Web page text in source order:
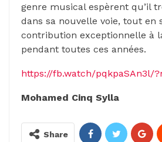
genre musical espèrent qu’il
dans sa nouvelle voie, tout en
contribution exceptionnelle à
pendant toutes ces années.
https://fb.watch/pqkpaSAn3l/
Mohamed Cinq Sylla
Share